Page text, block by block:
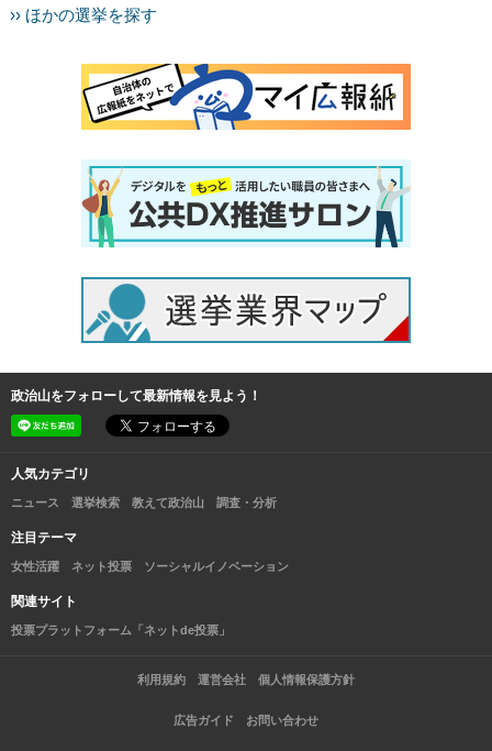
›› ほかの選挙を探す
政治山をフォローして最新情報を見よう！
人気カテゴリ
ニュース 選挙検索 教えて政治山 調査・分析
注目テーマ
女性活躍 ネット投票 ソーシャルイノベーション
関連サイト
投票プラットフォーム「ネットde投票」
利用規約 運営会社 個人情報保護方針
広告ガイド お問い合わせ